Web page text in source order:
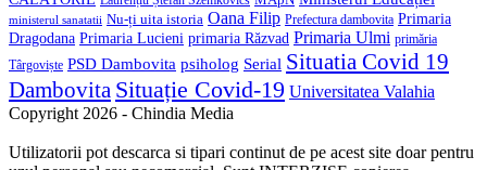
ministerul sanatatii Nu-ți uita istoria Oana Filip Prefectura dambovita Primaria
Dragodana Primaria Lucieni primaria Răzvad Primaria Ulmi primăria
Târgoviște PSD Dambovita psiholog Serial Situatia Covid 19
Dambovita Situație Covid-19 Universitatea Valahia
Copyright 2026 - Chindia Media
Utilizatorii pot descarca si tipari continut de pe acest site doar pentru